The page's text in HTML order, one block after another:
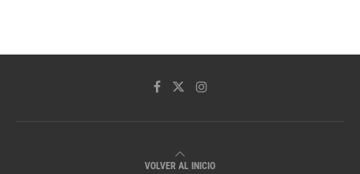
VOLVER AL INICIO